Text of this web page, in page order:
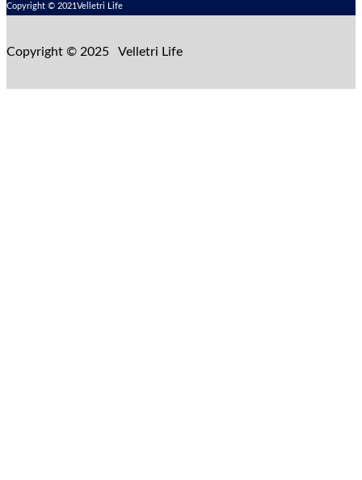
Copyright © 2021Velletri Life
Copyright © 2025 Velletri Life